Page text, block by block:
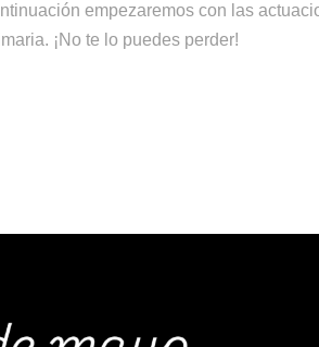
empezaremos con las
¡No te lo puedes perder!